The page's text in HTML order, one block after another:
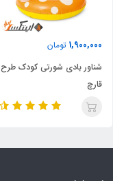
1,900,000 تومان
شناور بادی شورتی کودک طرح
قارچ